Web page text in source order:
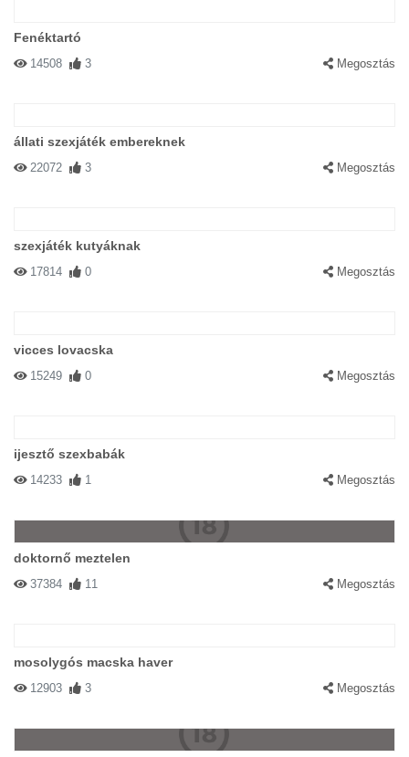
Fenéktartó
14508 3 Megosztás
állati szexjáték embereknek
22072 3 Megosztás
szexjáték kutyáknak
17814 0 Megosztás
vicces lovacska
15249 0 Megosztás
ijesztő szexbabák
14233 1 Megosztás
doktornő meztelen
37384 11 Megosztás
mosolygós macska haver
12903 3 Megosztás